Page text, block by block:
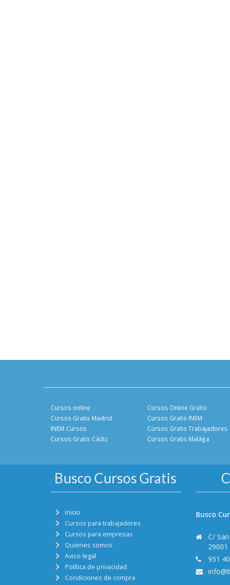
Cursos online
Cursos Gratis Madrid
INEM Cursos
Cursos Gratis Cádiz
Cursos Online Gratis
Cursos Gratis INEM
Cursos Gratis Trabajadores
Cursos Gratis Malága
Busco Cursos Gratis
Inicio
Cursos para trabajadores
Cursos para empresas
Quienes somos
Aviso legal
Política de privacidad
Condiciones de compra
Busco
C/
951